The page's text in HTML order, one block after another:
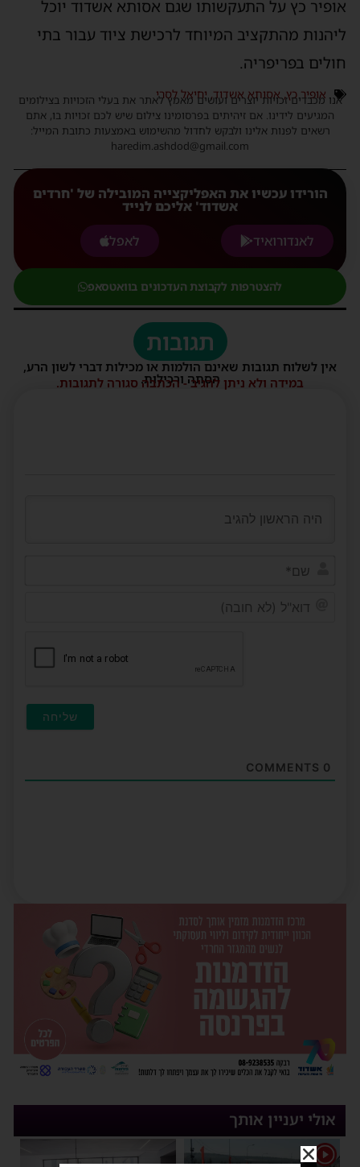
אופיר כץ על התעקשותו שגם אסותא אשדוד יוכל
ליהנות מהתקציב המיוחד לרכישת ציוד עבור בתי
חולים בפריפריה.
אופיר כץ,אסותא אשדוד,יחיאל לסרי
אנו מכבדים זכויות יוצרים ועושים מאמץ לאתר את בעלי הזכויות בצילומים
המגיעים לידינו. אם זיהיתים בפרסומינו צילום שיש לכם זכויות בו, אתם
רשאים לפנות אלינו ולבקש לחדול מהשימוש באמצעות כתובת המייל:
haredim.ashdod@gmail.com
הורידו עכשיו את האפליקצייה המובילה של 'חרדים
אשדוד' אליכם לנייד
לאנדורואיד
לאפל
להצטרפות לקבוצת העדכונים בוואטסאפ
תגובות
אין לשלוח תגובות שאינם הולמות או מכילות דברי לשון הרע,
הסתה ורכילות.
במידה ולא ניתן להגיב - הכתבה סגורה לתגובות.
0
אולי יעניין אותך
1